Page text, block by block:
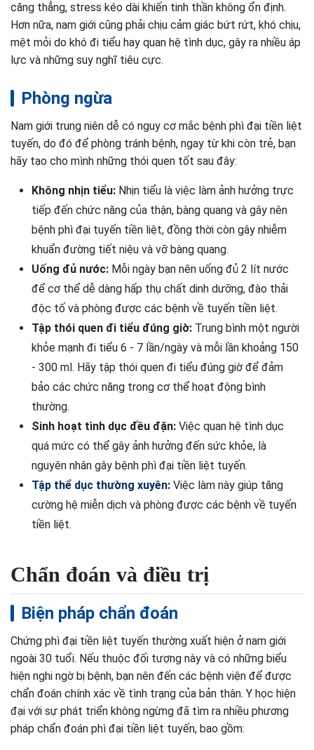
căng thẳng, stress kéo dài khiến tinh thần không ổn định.
Hơn nữa, nam giới cũng phải chịu cảm giác bứt rứt, khó chịu,
mệt mỏi do khó đi tiểu hay quan hệ tình dục, gây ra nhiều áp
lực và những suy nghĩ tiêu cực.
Phòng ngừa
Nam giới trung niên dễ có nguy cơ mắc bệnh phì đại tiền liệt
tuyến, do đó để phòng tránh bệnh, ngay từ khi còn trẻ, bạn
hãy tạo cho mình những thói quen tốt sau đây:
Không nhịn tiểu: Nhịn tiểu là việc làm ảnh hưởng trực
tiếp đến chức năng của thận, bàng quang và gây nên
bệnh phì đại tuyến tiền liệt, đồng thời còn gây nhiễm
khuẩn đường tiết niệu và vỡ bàng quang.
Uống đủ nước: Mỗi ngày bạn nên uống đủ 2 lít nước
để cơ thể dễ dàng hấp thụ chất dinh dưỡng, đào thải
độc tố và phòng được các bệnh về tuyến tiền liệt.
Tập thói quen đi tiểu đúng giờ: Trung bình một người
khỏe mạnh đi tiểu 6 - 7 lần/ngày và mỗi lần khoảng 150
- 300 ml. Hãy tập thói quen đi tiểu đúng giờ để đảm
bảo các chức năng trong cơ thể hoạt động bình
thường.
Sinh hoạt tình dục đều đặn: Việc quan hệ tình dục
quá mức có thể gây ảnh hưởng đến sức khỏe, là
nguyên nhân gây bệnh phì đại tiền liệt tuyến.
Tập thể dục thường xuyên: Việc làm này giúp tăng
cường hệ miễn dịch và phòng được các bệnh về tuyến
tiền liệt.
Chẩn đoán và điều trị
Biện pháp chẩn đoán
Chứng phì đại tiền liệt tuyến thường xuất hiện ở nam giới
ngoài 30 tuổi. Nếu thuộc đối tượng này và có những biểu
hiện nghi ngờ bị bệnh, bạn nên đến các bệnh viện để được
chẩn đoán chính xác về tình trạng của bản thân. Y học hiện
đại với sự phát triển không ngừng đã tìm ra nhiều phương
pháp chẩn đoán phì đại tiền liệt tuyến, bao gồm: